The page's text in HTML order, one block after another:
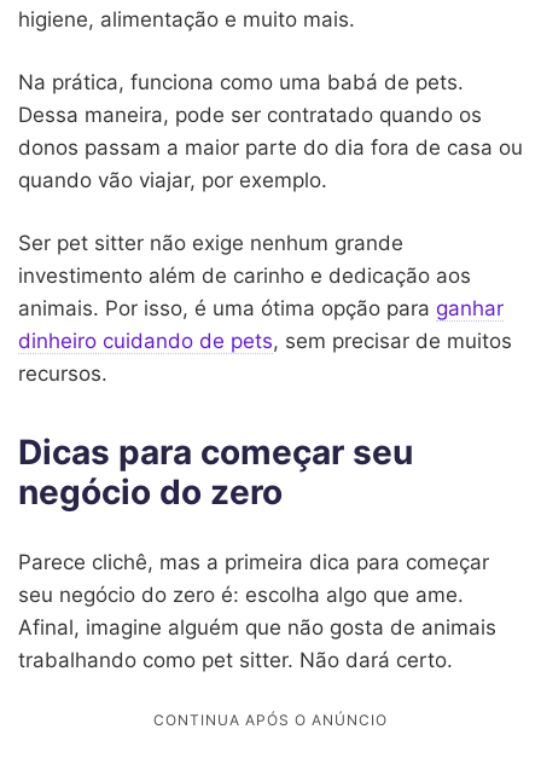
higiene, alimentação e muito mais.
Na prática, funciona como uma babá de pets.
Dessa maneira, pode ser contratado quando os
donos passam a maior parte do dia fora de casa ou
quando vão viajar, por exemplo.
Ser pet sitter não exige nenhum grande
investimento além de carinho e dedicação aos
animais. Por isso, é uma ótima opção para ganhar
dinheiro cuidando de pets, sem precisar de muitos
recursos.
Dicas para começar seu
negócio do zero
Parece clichê, mas a primeira dica para começar
seu negócio do zero é: escolha algo que ame.
Afinal, imagine alguém que não gosta de animais
trabalhando como pet sitter. Não dará certo.